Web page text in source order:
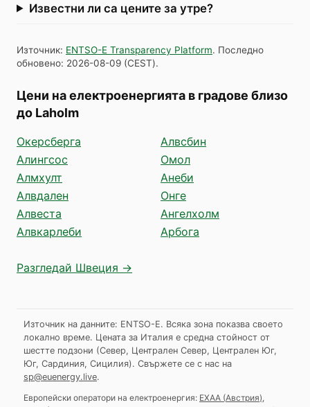
Известни ли са цените за утре?
Източник: ENTSO-E Transparency Platform. Последно
обновено: 2026-08-09 (CEST).
Цени на електроенергията в градове близо
до Laholm
Окерсберга
Алингсос
Алмхулт
Алвдален
Алвеста
Алвкарлеби
Алвсбин
Омол
Анеби
Онге
Ангелхолм
Арбога
Разгледай Швеция →
Източник на данните: ENTSO-E. Всяка зона показва своето
локално време. Цената за Италия е средна стойност от
шестте подзони (Север, Централен Север, Централен Юг,
Юг, Сардиния, Сицилия). Свържете се с нас на
sp@euenergy.live.
Европейски оператори на електроенергия: EXAA (Австрия)